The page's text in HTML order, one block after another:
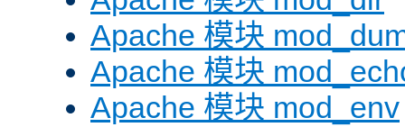
Apache 模块
Apache 模块
Apache 模块 mod_env